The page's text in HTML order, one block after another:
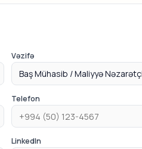
Vəzifə
Telefon
LinkedIn